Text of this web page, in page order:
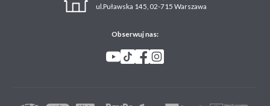
ul.Puławska 145, 02-715 Warszawa
Obserwuj nas: